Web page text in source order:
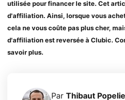
utilisée pour financer le site. Cet
d'affiliation. Ainsi, lorsque vous
cela ne vous coûte pas plus cher,
d'affiliation est reversée à Clubic.
savoir plus.
Par Thibaut